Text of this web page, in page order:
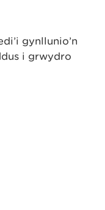
gynllunio’n
i grwydro